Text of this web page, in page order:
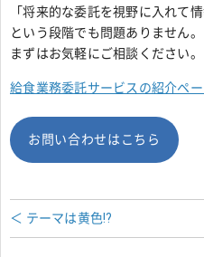
「将来的な委託を視野に入れて
という段階でも問題ありません。
まずはお気軽にご相談ください。
給食業務委託サービスの紹介ペ
お問い合わせはこちら
＜ テーマは黄色!?